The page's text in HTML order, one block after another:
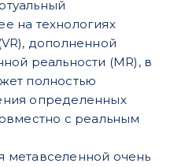
на технологиях
дополненной
реальности (MR), в
полностью
определенных
с реальным
метавселенной очень